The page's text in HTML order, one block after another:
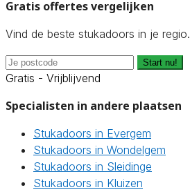
Gratis offertes vergelijken
Vind de beste stukadoors in je regio.
Start nu!
Gratis - Vrijblijvend
Specialisten in andere plaatsen
Stukadoors in Evergem
Stukadoors in Wondelgem
Stukadoors in Sleidinge
Stukadoors in Kluizen